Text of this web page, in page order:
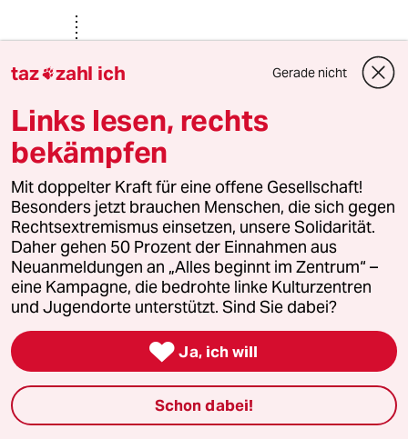
KB Kardan Bayar
@83379 (Profil gelöscht):
"Türkmenen und Sunnitin" hahaha,
mach dich erst mal schlau befor
schreibst!
Anmerkung der Redaktion:
Kommentar gekürzt.
13:13 Uhr
Ein Kriegsfalke weniger...leider noch zu viele
die da sind und dazu auch noch in Amt und
taz zahl ich Gerade nicht
Links lesen, rechts
bekämpfen
Mit doppelter Kraft für eine offene Gesellschaft!
Besonders jetzt brauchen Menschen, die sich gegen
Rechtsextremismus einsetzen, unsere Solidarität.
Daher gehen 50 Prozent der Einnahmen aus
Neuanmeldungen an „Alles beginnt im Zentrum“ –
eine Kampagne, die bedrohte linke Kulturzentren
und Jugendorte unterstützt. Sind Sie dabei?
 Ja, ich will
Schon dabei!